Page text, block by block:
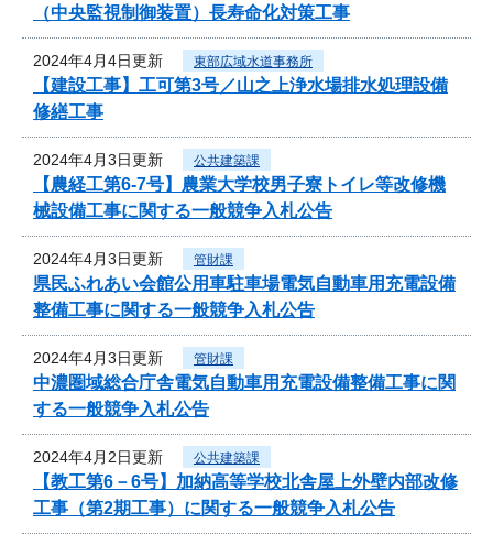
（中央監視制御装置）長寿命化対策工事
2024年4月4日更新 東部広域水道事務所
【建設工事】工可第3号／山之上浄水場排水処理設備
修繕工事
2024年4月3日更新 公共建築課
【農経工第6-7号】農業大学校男子寮トイレ等改修機
械設備工事に関する一般競争入札公告
2024年4月3日更新 管財課
県民ふれあい会館公用車駐車場電気自動車用充電設備
整備工事に関する一般競争入札公告
2024年4月3日更新 管財課
中濃圏域総合庁舎電気自動車用充電設備整備工事に関
する一般競争入札公告
2024年4月2日更新 公共建築課
【教工第6－6号】加納高等学校北舎屋上外壁内部改修
工事（第2期工事）に関する一般競争入札公告